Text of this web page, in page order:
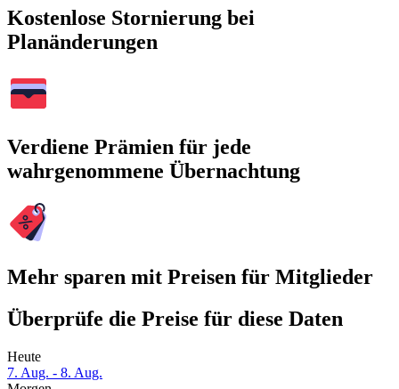
Kostenlose Stornierung bei
Planänderungen
Verdiene Prämien für jede
wahrgenommene Übernachtung
Mehr sparen mit Preisen für Mitglieder
Überprüfe die Preise für diese Daten
Heute
7. Aug. - 8. Aug.